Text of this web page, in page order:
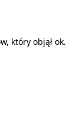
który objął ok.